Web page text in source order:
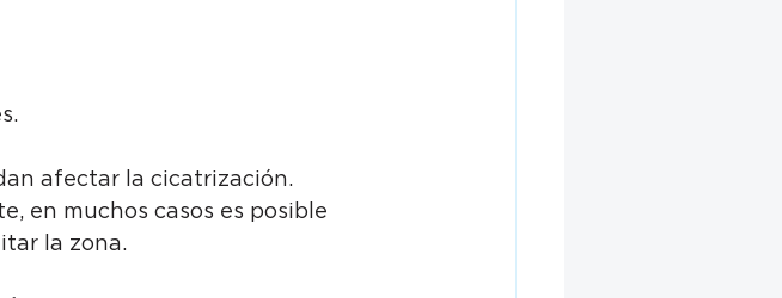
afectar la cicatrización.
en muchos casos es posible
la zona.